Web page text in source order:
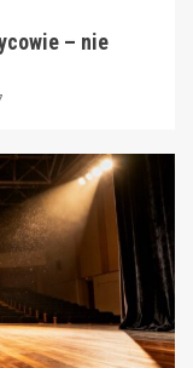
– nie